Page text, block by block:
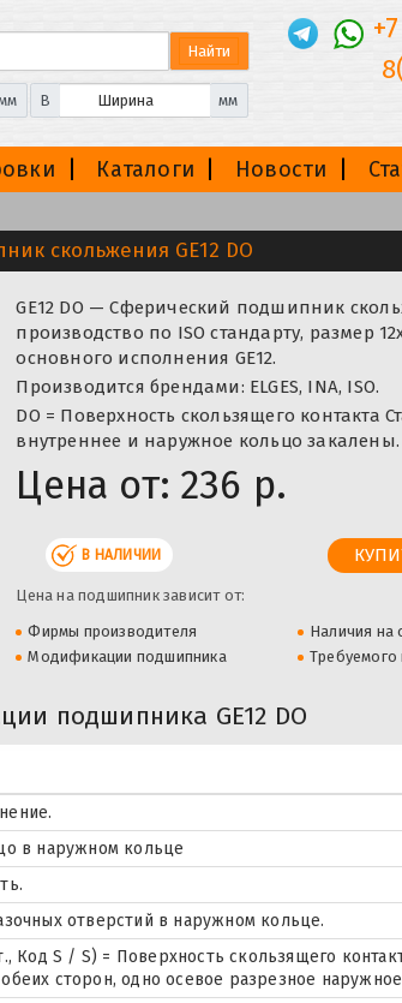
B мм
Каталоги Новости
скольжения GE12 DO
GE12 DO — Сферический подшипник
производство по ISO стандарту, размер
основного исполнения GE12.
Производится брендами: ELGES, INA, ISO.
DO = Поверхность скользящего контакта
внутреннее и наружное кольцо закалены.
Цена от: 236 р.
В НАЛИЧИИ
Цена на подшипник зависит от:
Фирмы производителя
Наличия на
Модификации подшипника
Требуемого
подшипника GE12 DO
в наружном кольце
отверстий в наружном кольце.
Код S / S) = Поверхность скользящего
сторон, одно осевое разрезное